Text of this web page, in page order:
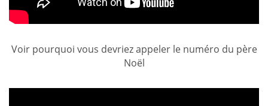
Voir pourquoi vous devriez appeler le numéro du père
Noël